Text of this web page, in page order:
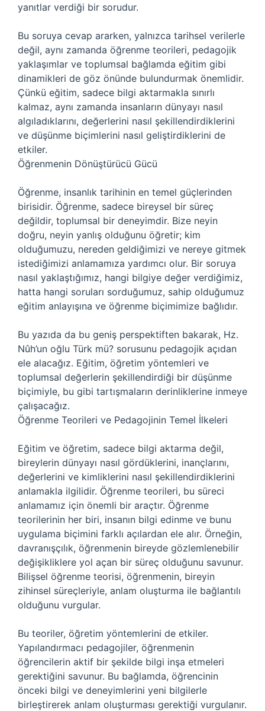
yanıtlar verdiği bir sorudur.
Bu soruya cevap ararken, yalnızca tarihsel verilerle
değil, aynı zamanda öğrenme teorileri, pedagojik
yaklaşımlar ve toplumsal bağlamda eğitim gibi
dinamikleri de göz önünde bulundurmak önemlidir.
Çünkü eğitim, sadece bilgi aktarmakla sınırlı
kalmaz, aynı zamanda insanların dünyayı nasıl
algıladıklarını, değerlerini nasıl şekillendirdiklerini
ve düşünme biçimlerini nasıl geliştirdiklerini de
etkiler.
Öğrenmenin Dönüştürücü Gücü
Öğrenme, insanlık tarihinin en temel güçlerinden
birisidir. Öğrenme, sadece bireysel bir süreç
değildir, toplumsal bir deneyimdir. Bize neyin
doğru, neyin yanlış olduğunu öğretir; kim
olduğumuzu, nereden geldiğimizi ve nereye gitmek
istediğimizi anlamamıza yardımcı olur. Bir soruya
nasıl yaklaştığımız, hangi bilgiye değer verdiğimiz,
hatta hangi soruları sorduğumuz, sahip olduğumuz
eğitim anlayışına ve öğrenme biçimimize bağlıdır.
Bu yazıda da bu geniş perspektiften bakarak, Hz.
Nûh’un oğlu Türk mü? sorusunu pedagojik açıdan
ele alacağız. Eğitim, öğretim yöntemleri ve
toplumsal değerlerin şekillendirdiği bir düşünme
biçimiyle, bu gibi tartışmaların derinliklerine inmeye
çalışacağız.
Öğrenme Teorileri ve Pedagojinin Temel İlkeleri
Eğitim ve öğretim, sadece bilgi aktarma değil,
bireylerin dünyayı nasıl gördüklerini, inançlarını,
değerlerini ve kimliklerini nasıl şekillendirdiklerini
anlamakla ilgilidir. Öğrenme teorileri, bu süreci
anlamamız için önemli bir araçtır. Öğrenme
teorilerinin her biri, insanın bilgi edinme ve bunu
uygulama biçimini farklı açılardan ele alır. Örneğin,
davranışçılık, öğrenmenin bireyde gözlemlenebilir
değişikliklere yol açan bir süreç olduğunu savunur.
Bilişsel öğrenme teorisi, öğrenmenin, bireyin
zihinsel süreçleriyle, anlam oluşturma ile bağlantılı
olduğunu vurgular.
Bu teoriler, öğretim yöntemlerini de etkiler.
Yapılandırmacı pedagojiler, öğrenmenin
öğrencilerin aktif bir şekilde bilgi inşa etmeleri
gerektiğini savunur. Bu bağlamda, öğrencinin
önceki bilgi ve deneyimlerini yeni bilgilerle
birleştirerek anlam oluşturması gerektiği vurgulanır.